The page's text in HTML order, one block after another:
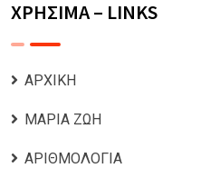
ΧΡΗΣΙΜΑ – LINKS
ΑΡΧΙΚΗ
ΜΑΡΙΑ ΖΩΗ
ΑΡΙΘΜΟΛΟΓΙΑ